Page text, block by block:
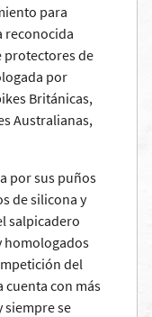
para
reconocida
protectores de
por
Británicas,
Australianas,
por sus puños
de silicona y
salpicadero
homologados
del
cuenta con más
siempre se